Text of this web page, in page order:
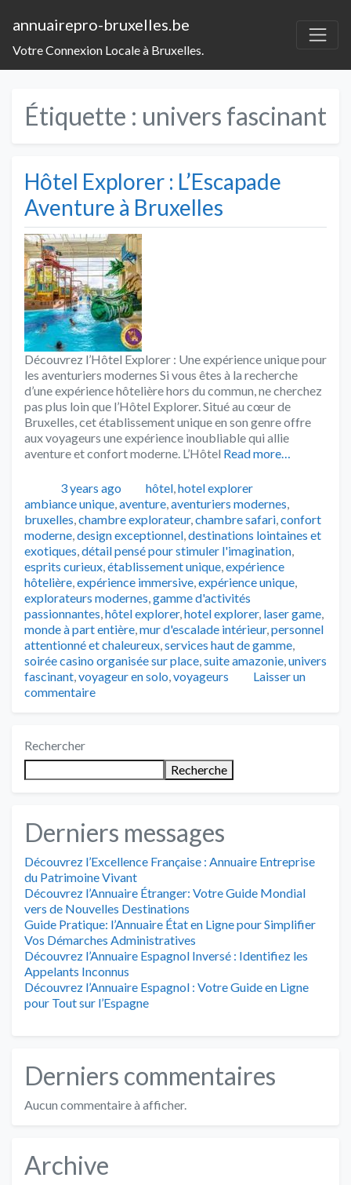
annuairepro-bruxelles.be
Votre Connexion Locale à Bruxelles.
Étiquette : univers fascinant
Hôtel Explorer : L’Escapade
Aventure à Bruxelles
Découvrez l’Hôtel Explorer : Une expérience unique pour
les aventuriers modernes Si vous êtes à la recherche
d’une expérience hôtelière hors du commun, ne cherchez
pas plus loin que l’Hôtel Explorer. Situé au cœur de
Bruxelles, cet établissement unique en son genre offre
aux voyageurs une expérience inoubliable qui allie
aventure et confort moderne. L’Hôtel Read more…
Publié3 years ago Catégories
hôtel,hotel explorer
ambiance unique,aventure,aventuriers modernes,
bruxelles,chambre explorateur,chambre safari,confort
moderne,design exceptionnel,destinations lointaines et
exotiques,détail pensé pour stimuler l'imagination,
esprits curieux,établissement unique,expérience
hôtelière,expérience immersive,expérience unique,
explorateurs modernes,gamme d'activités
passionnantes,hôtel explorer,hotel explorer, laser game,
monde à part entière,mur d'escalade intérieur,personnel
attentionné et chaleureux,services haut de gamme,
soirée casino organisée sur place,suite amazonie,univers
fascinant,voyageur en solo,voyageurs
Laisser un
commentaire
Rechercher
Recherche
Derniers messages
Découvrez l’Excellence Française : Annuaire Entreprise
du Patrimoine Vivant
Découvrez l’Annuaire Étranger: Votre Guide Mondial
vers de Nouvelles Destinations
Guide Pratique: l’Annuaire État en Ligne pour Simplifier
Vos Démarches Administratives
Découvrez l’Annuaire Espagnol Inversé : Identifiez les
Appelants Inconnus
Découvrez l’Annuaire Espagnol : Votre Guide en Ligne
pour Tout sur l’Espagne
Derniers commentaires
Aucun commentaire à afficher.
Archive